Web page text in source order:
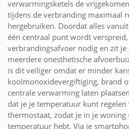
verwarmingsketels de
tijdens de verbranding maximaal
hergebruiken. Doordat alles
één centraal punt wordt
verbrandingsafvoer nodig en zit
meerdere onesthetische
is dit veiliger omdat er minder
koolmonoxidevergiftiging, brand
centrale verwarming laten
dat je je temperatuur kunt regelen
thermostaat, zodat je in je woning
temperatuur hebt. Via je